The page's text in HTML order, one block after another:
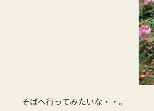
そばへ行ってみたいな・・。